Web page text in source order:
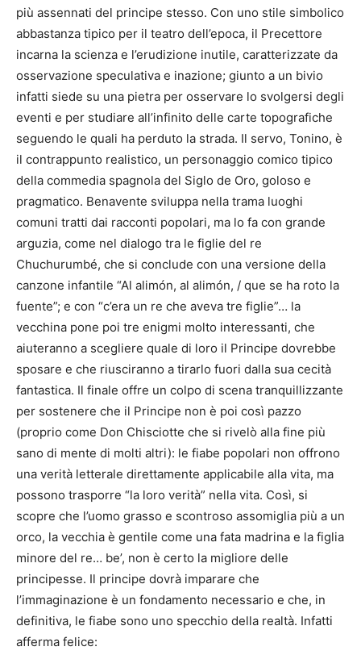
più assennati del principe stesso. Con uno stile simbolico
abbastanza tipico per il teatro dell’epoca, il Precettore
incarna la scienza e l’erudizione inutile, caratterizzate da
osservazione speculativa e inazione; giunto a un bivio
infatti siede su una pietra per osservare lo svolgersi degli
eventi e per studiare all’infinito delle carte topografiche
seguendo le quali ha perduto la strada. Il servo, Tonino, è
il contrappunto realistico, un personaggio comico tipico
della commedia spagnola del Siglo de Oro, goloso e
pragmatico. Benavente sviluppa nella trama luoghi
comuni tratti dai racconti popolari, ma lo fa con grande
arguzia, come nel dialogo tra le figlie del re
Chuchurumbé, che si conclude con una versione della
canzone infantile “Al alimón, al alimón, / que se ha roto la
fuente”; e con “c’era un re che aveva tre figlie”… la
vecchina pone poi tre enigmi molto interessanti, che
aiuteranno a scegliere quale di loro il Principe dovrebbe
sposare e che riusciranno a tirarlo fuori dalla sua cecità
fantastica. Il finale offre un colpo di scena tranquillizzante
per sostenere che il Principe non è poi così pazzo
(proprio come Don Chisciotte che si rivelò alla fine più
sano di mente di molti altri): le fiabe popolari non offrono
una verità letterale direttamente applicabile alla vita, ma
possono trasporre “la loro verità” nella vita. Così, si
scopre che l’uomo grasso e scontroso assomiglia più a un
orco, la vecchia è gentile come una fata madrina e la figlia
minore del re… be’, non è certo la migliore delle
principesse. Il principe dovrà imparare che
l’immaginazione è un fondamento necessario e che, in
definitiva, le fiabe sono uno specchio della realtà. Infatti
afferma felice: